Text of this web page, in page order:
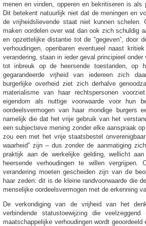
menen en vinden, opperen en bekritiseren is als
Dit betekent natuurlijk niet dat de meningen en
de vrijheidslievende staat niet kunnen schelen.
maken oordelen over wat dan ook zich schuldig
en opzettelijke distantie tot de “gegeven”, door
verhoudingen, openbaren eventueel naast
verandering, staan in ieder geval principieel
tot inbreuk op de heersende toestanden, op
gegarandeerde vrjheid van iedereen zich
burgerlijke overheid ziet zich derhalve
materialisme van haar rechtspersonen
eigendom als nuttige voorwaarde voor hun
oordeelsvermogen van haar mondige burgers
namelijk die dat het vrije gebruik van het
een subjectieve mening zonder elke aanspraak
zou een met het vrije staatsbestel
waarheid” zijn – dus zonder de aanmatiging
praktijk aan de werkelijke gelding, wellicht
heersende verhoudingen te willen
verandering moeten gescheiden zijn van de
haar zeden: dit is de kleine randvoorwaarde die
menselijke oordeelsvermogen met de erkenning
De verkondiging van de vrijheid van het
verbindende statustoewijzing die
maatschappelijke verhoudingen wordt